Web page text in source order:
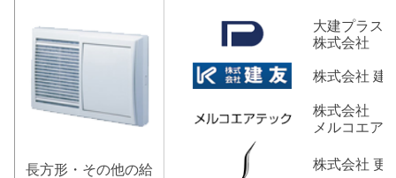
大建プラス
株式会社
株式会社 建
株式会社
メルコエア
株式会社 更
長方形・その他の給